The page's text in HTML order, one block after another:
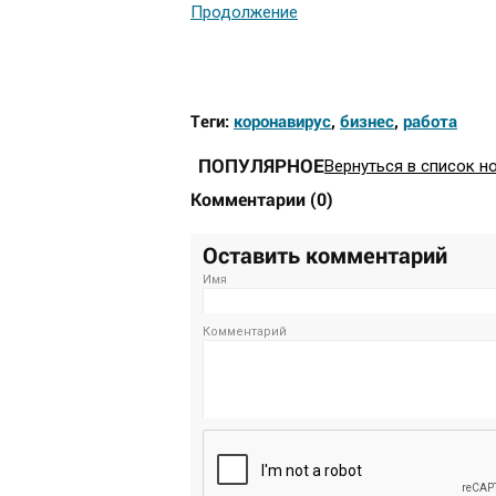
Продолжение
Теги: коронавирус, бизнес, работа
ПОПУЛЯРНОЕВернуться в список
Комментарии (0)
Оставить комментарий
Имя
Комментарий